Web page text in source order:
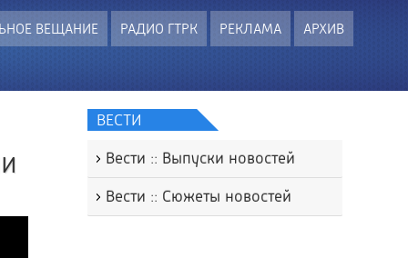
ВЕЩАНИЕ РАДИО ГТРК РЕКЛАМА АРХИВ
ВЕСТИ
Вести :: Выпуски новостей
Вести :: Сюжеты новостей